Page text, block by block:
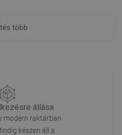
több
állása
modern raktárban
készen áll a